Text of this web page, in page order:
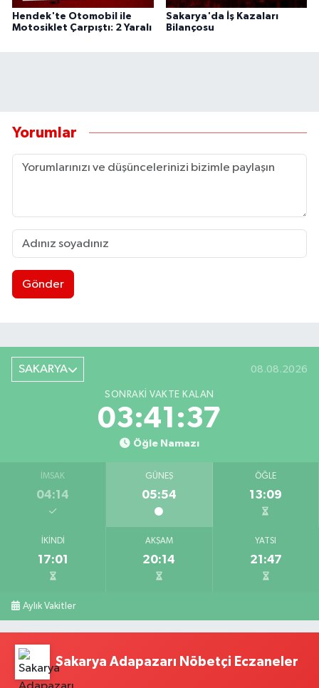
Hendek'te Otomobil ile
Motosiklet Çarpıştı: 2 Yaralı
Sakarya'da İş Kazaları
Bilançosu
Yorumlar
Gönder
SAKARYA 08.08.2026
SONRAKI VAKTE KALAN
03:41:36
Öğle Namazı
İMSAK
04:14
GÜNEŞ
05:54
ÖĞLE
13:09
İKINDI
17:01
AKŞAM
20:14
YATSI
21:47
Aylık Vakitler
Sakarya Adapazarı Nöbetçi Eczaneler